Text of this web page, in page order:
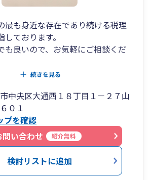
最も身近な存在であり続ける税理
ております。
も良いので、お気軽にご相談くだ
アウトソーシングはもとより、借
。ぜひ一度お問い合わせくださ
続きを見る
中央区大通西１８丁目１－２７山
０１
プを確認
問い合わせ
紹介無料
検討リストに追加